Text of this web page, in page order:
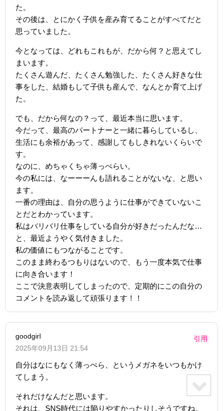
た。
その後は、とにかく子供を産み育てることがすべてだと
思っていました。
今となっては、どれもこれもが、だから何？と思えてし
まいます。
たくさん遊んだ、たくさん勉強した、たくさん好きな仕
事をした、結婚もして子供も産んで、なんとか育て上げ
た。
でも、だから何なの？って、最近本当に思います。
今だって、最高のパートナーと一緒に暮らしているし、
生活にも余裕があって、感謝してもしきれないくらいで
す。
なのに、めちゃくちゃ薄っぺらい。
今の私には、なーーーんも語れることがないな、と思い
ます。
一番の理由は、自分の思うように仕事ができていないこ
とだとわかっています。
私はバリバリ仕事をしている自分が好きだったんだな…
と、最近ようやく気付きました。
私の価値にもつながることです。
このまま終わるつもりはないので、もう一度本気で仕事
に向き合います！
ここで決意表明してしまったので、定期的にこの自分の
コメントを読み返して頑張ります！！
goodgirl
2025年09月13日 21:54
引用
自分はなにもなく薄っぺら、というメガネをいつもかけ
てしまう。
それだけなんだと思います。
それは、SNS時代には陥りやすかったりしそうですね。